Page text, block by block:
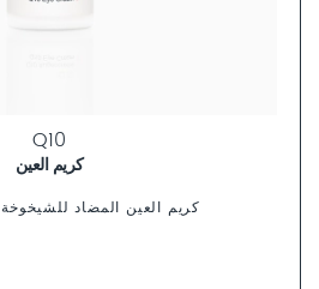
Q10
كريم العين
كريم العين المضاد